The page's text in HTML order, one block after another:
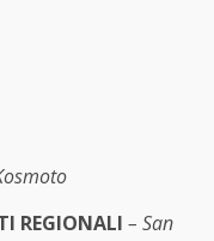
REGIONALI – San